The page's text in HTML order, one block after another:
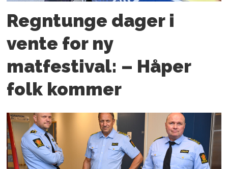
Regntunge dager i
vente for ny
matfestival: – Håper
folk kommer